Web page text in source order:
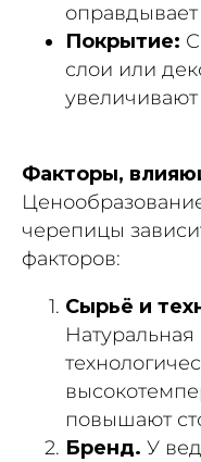
Покрытие:
слои или
увеличивают
Факторы,
черепицы
факторов:
Сырьё и
повышают
Бренд. У